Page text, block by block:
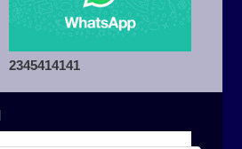
2345414141